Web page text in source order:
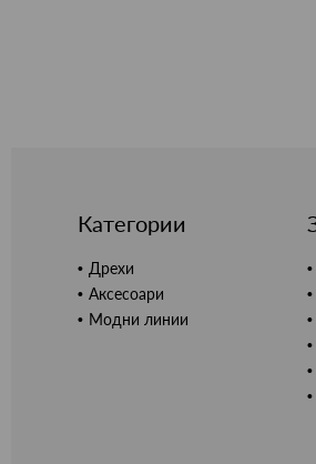
Категории
Дрехи
Аксесоари
Модни линии